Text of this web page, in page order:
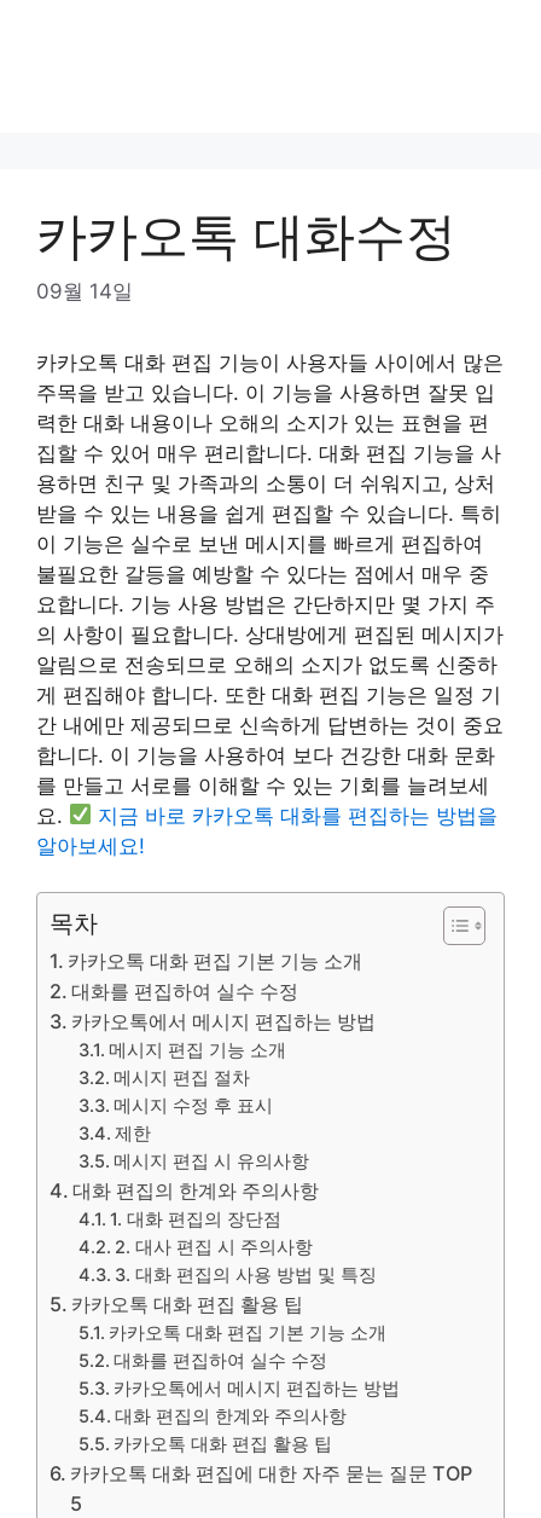
카카오톡 대화수정
09월 14일
카카오톡 대화 편집 기능이 사용자들 사이에서 많은
주목을 받고 있습니다. 이 기능을 사용하면 잘못 입
력한 대화 내용이나 오해의 소지가 있는 표현을 편
집할 수 있어 매우 편리합니다. 대화 편집 기능을 사
용하면 친구 및 가족과의 소통이 더 쉬워지고, 상처
받을 수 있는 내용을 쉽게 편집할 수 있습니다. 특히
이 기능은 실수로 보낸 메시지를 빠르게 편집하여
불필요한 갈등을 예방할 수 있다는 점에서 매우 중
요합니다. 기능 사용 방법은 간단하지만 몇 가지 주
의 사항이 필요합니다. 상대방에게 편집된 메시지가
알림으로 전송되므로 오해의 소지가 없도록 신중하
게 편집해야 합니다. 또한 대화 편집 기능은 일정 기
간 내에만 제공되므로 신속하게 답변하는 것이 중요
합니다. 이 기능을 사용하여 보다 건강한 대화 문화
를 만들고 서로를 이해할 수 있는 기회를 늘려보세
요.
지금 바로 카카오톡 대화를 편집하는 방법을
알아보세요!
목차
카카오톡 대화 편집 기본 기능 소개
대화를 편집하여 실수 수정
카카오톡에서 메시지 편집하는 방법
메시지 편집 기능 소개
메시지 편집 절차
메시지 수정 후 표시
제한
메시지 편집 시 유의사항
대화 편집의 한계와 주의사항
1. 대화 편집의 장단점
2. 대사 편집 시 주의사항
3. 대화 편집의 사용 방법 및 특징
카카오톡 대화 편집 활용 팁
카카오톡 대화 편집 기본 기능 소개
대화를 편집하여 실수 수정
카카오톡에서 메시지 편집하는 방법
대화 편집의 한계와 주의사항
카카오톡 대화 편집 활용 팁
카카오톡 대화 편집에 대한 자주 묻는 질문 TOP
5